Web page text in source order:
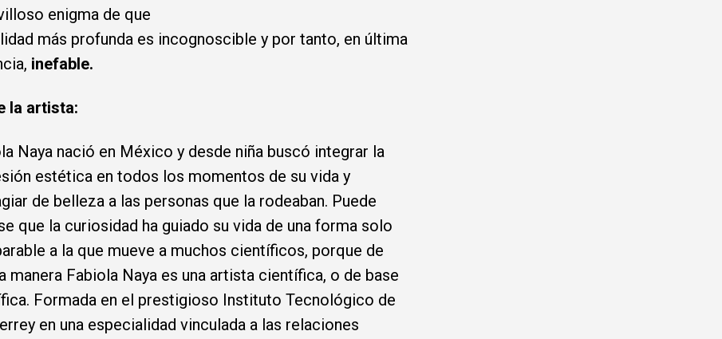
enigma de que
más profunda es incognoscible y por tanto, en última
inefable.
la artista:
Naya nació en México y desde niña buscó integrar la
estética en todos los momen­tos de su vida y
de belleza a las personas que la rodeaban. Puede
que la curiosidad ha guiado su vida de una forma solo
a la que mueve a muchos científicos, porque de
manera Fabiola Naya es una artista científica, o de base
Formada en el prestigioso Instituto Tecnológico de
en una especialidad vinculada a las relaciones